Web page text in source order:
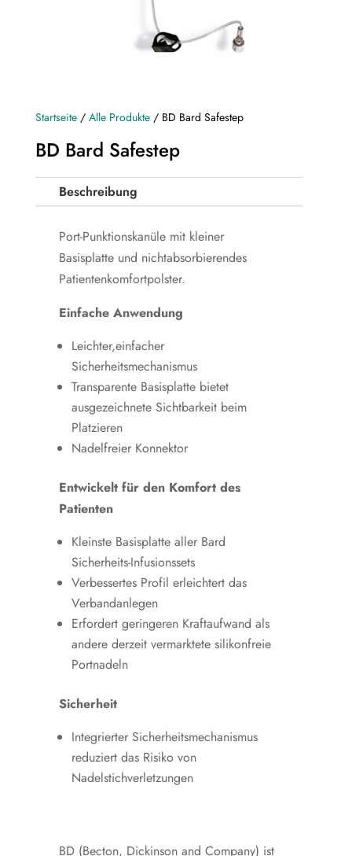
Startseite/ Alle Produkte/ BD Bard Safestep
BD Bard Safestep
Beschreibung
Port-Punktionskanüle mit kleiner
Basisplatte und nichtabsorbierendes
Patientenkomfortpolster.
Einfache Anwendung
Leichter,einfacher
Sicherheitsmechanismus
Transparente Basisplatte bietet
ausgezeichnete Sichtbarkeit beim
Platzieren
Nadelfreier Konnektor
Entwickelt für den Komfort des
Patienten
Kleinste Basisplatte aller Bard
Sicherheits-Infusionssets
Verbessertes Profil erleichtert das
Verbandanlegen
Erfordert geringeren Kraftaufwand als
andere derzeit vermarktete silikonfreie
Portnadeln
Sicherheit
Integrierter Sicherheitsmechanismus
reduziert das Risiko von
Nadelstichverletzungen
BD (Becton, Dickinson and Company) ist